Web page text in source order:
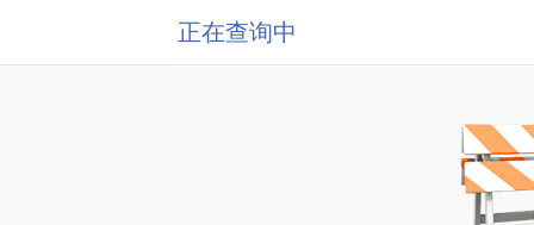
正在查询中